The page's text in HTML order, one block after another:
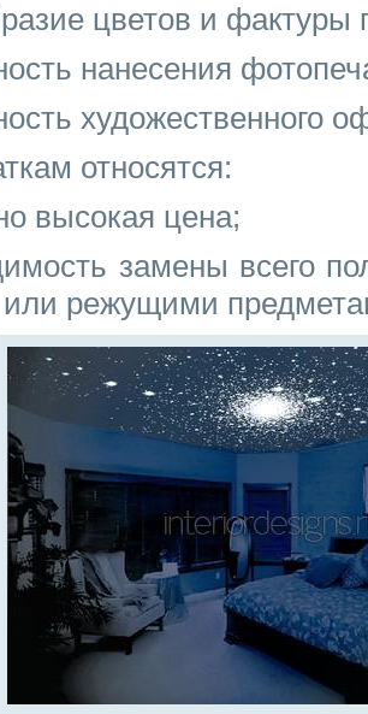
цветов и фактуры
нанесения
художественного
относятся:
высокая цена;
замены всего
режущими